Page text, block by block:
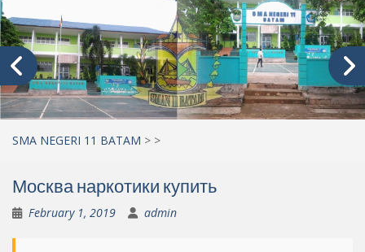
SMA NEGERI 11 BATAM > >
Москва наркотики купить
February 1, 2019 admin